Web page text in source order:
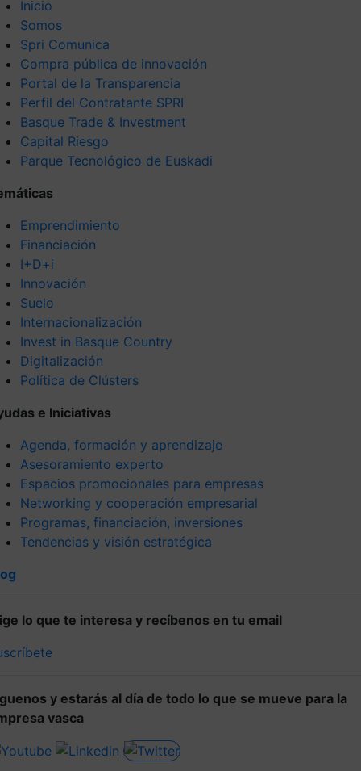
Inicio
Somos
Spri Comunica
Compra pública de innovación
Portal de la Transparencia
Perfil del Contratante SPRI
Basque Trade & Investment
Capital Riesgo
Parque Tecnológico de Euskadi
Emprendimiento
Financiación
I+D+i
Innovación
Suelo
Internacionalización
Invest in Basque Country
Digitalización
Política de Clústers
e Iniciativas
Agenda, formación y aprendizaje
Asesoramiento experto
Espacios promocionales para empresas
Networking y cooperación empresarial
Programas, financiación, inversiones
Tendencias y visión estratégica
lo que te interesa y recíbenos en tu email
y estarás al día de todo lo que se mueve para la
vasca